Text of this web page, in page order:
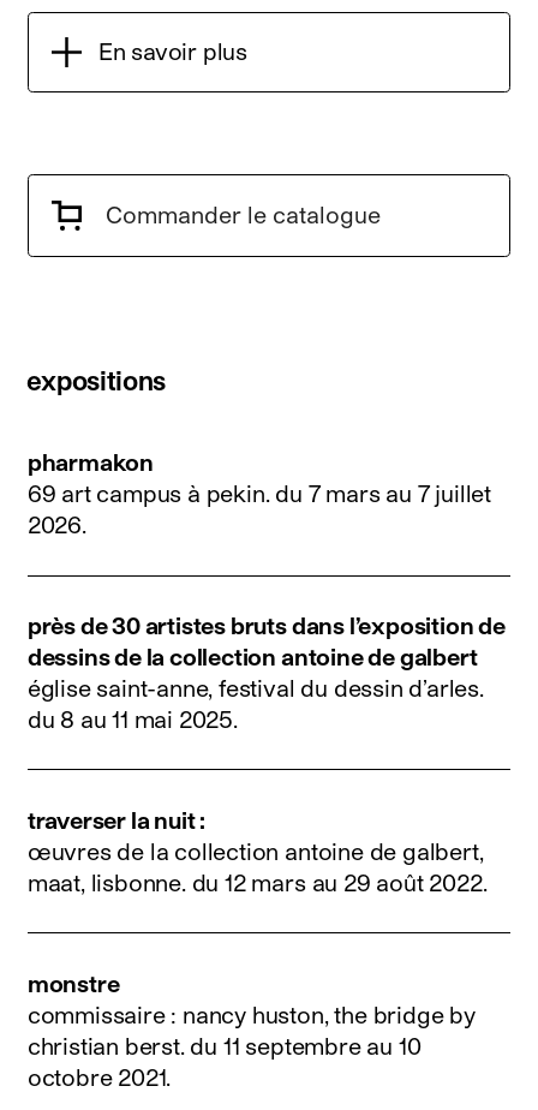
En savoir plus
Commander le catalogue
expositions
pharmakon
69 art campus à pekin. du 7 mars au 7 juillet
2026.
près de 30 artistes bruts dans l’exposition de
dessins de la collection antoine de galbert
église saint-anne, festival du dessin d’arles.
du 8 au 11 mai 2025.
traverser la nuit :
œuvres de la collection antoine de galbert,
maat, lisbonne. du 12 mars au 29 août 2022.
monstre
commissaire : nancy huston, the bridge by
christian berst. du 11 septembre au 10
octobre 2021.